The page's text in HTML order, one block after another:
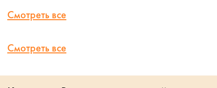
Смотреть все
Смотреть все